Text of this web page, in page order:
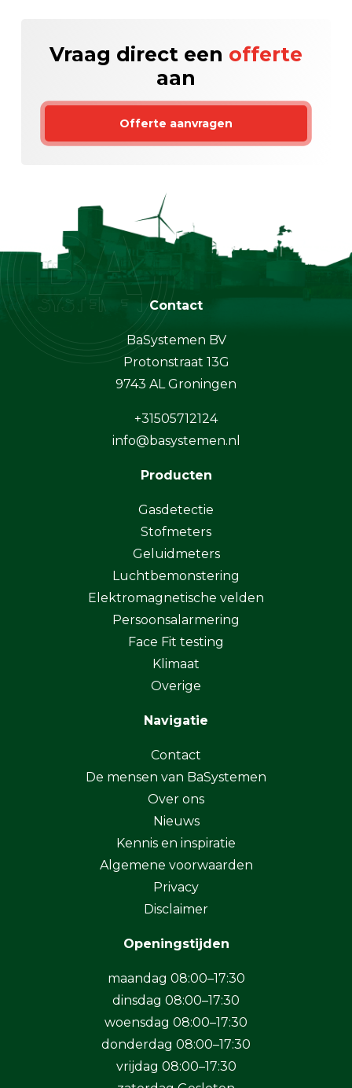
Vraag direct een offerte
aan
Offerte aanvragen
Contact
BaSystemen BV
Protonstraat 13G
9743 AL Groningen
+31505712124
info@basystemen.nl
Producten
Gasdetectie
Stofmeters
Geluidmeters
Luchtbemonstering
Elektromagnetische velden
Persoonsalarmering
Face Fit testing
Klimaat
Overige
Navigatie
Contact
De mensen van BaSystemen
Over ons
Nieuws
Kennis en inspiratie
Algemene voorwaarden
Privacy
Disclaimer
Openingstijden
maandag 08:00–17:30
dinsdag 08:00–17:30
woensdag 08:00–17:30
donderdag 08:00–17:30
vrijdag 08:00–17:30